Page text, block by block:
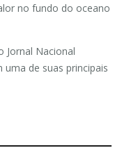
no fundo do oceano
Jornal Nacional
de suas principais